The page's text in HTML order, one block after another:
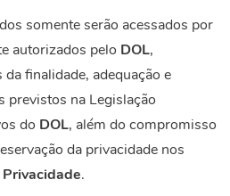
somente serão acessados por
autorizados pelo DOL,
finalidade, adequação e
previstos na Legislação
do DOL, além do compromisso
da privacidade nos
.